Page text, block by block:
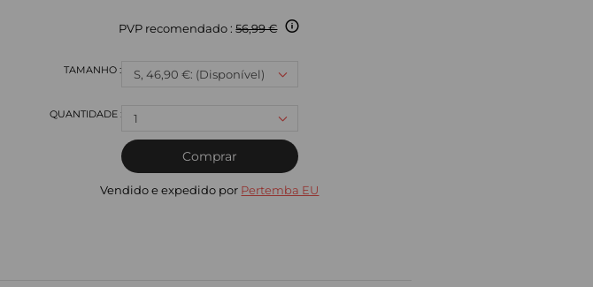
PVP recomendado :56,99 €
S, 46,90 €: (Disponível)
1
Comprar
Vendido e expedido por Pertemba EU